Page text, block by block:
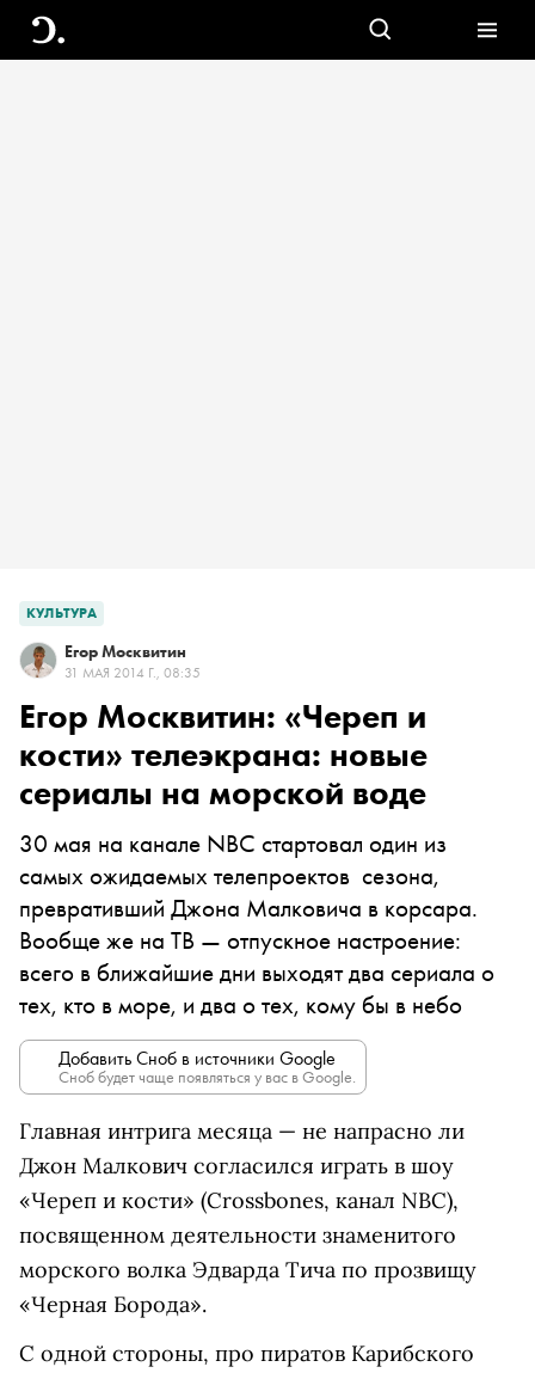
КУЛЬТУРА
Егор Москвитин
31 МАЯ 2014 Г., 08:35
Егор Москвитин: «Череп и
кости» телеэкрана: новые
сериалы на морской воде
30 мая на канале NBC стартовал один из
самых ожидаемых телепроектов сезона,
превративший Джона Малковича в корсара.
Вообще же на ТВ — отпускное настроение:
всего в ближайшие дни выходят два сериала о
тех, кто в море, и два о тех, кому бы в небо
Добавить Сноб в источники Google
Сноб будет чаще появляться у вас в Google.
Главная интрига месяца — не напрасно ли
Джон Малкович согласился играть в шоу
«Череп и кости» (Crossbones, канал NBC),
посвященном деятельности знаменитого
морского волка Эдварда Тича по прозвищу
«Черная Борода».
С одной стороны, про пиратов Карибского